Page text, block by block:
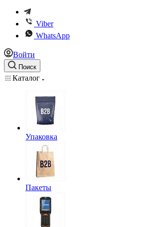
Viber
WhatsApp
Войти
Поиск
Каталог
Упаковка
Пакеты